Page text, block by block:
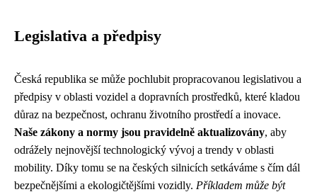
Legislativa a předpisy
Česká republika se může pochlubit propracovanou legislativou a
předpisy v oblasti vozidel a dopravních prostředků, které kladou
důraz na bezpečnost, ochranu životního prostředí a inovace.
Naše zákony a normy jsou pravidelně aktualizovány, aby
odrážely nejnovější technologický vývoj a trendy v oblasti
mobility. Díky tomu se na českých silnicích setkáváme s čím dál
bezpečnějšími a ekologičtějšími vozidly. Příkladem může být